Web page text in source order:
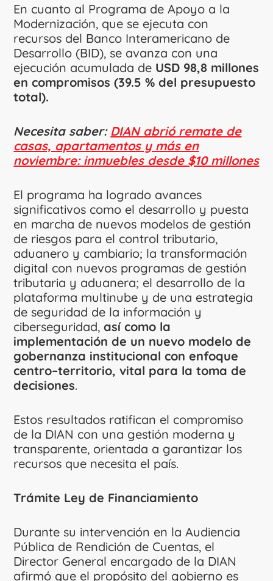
En cuanto al Programa de Apoyo a la
Modernización, que se ejecuta con
recursos del Banco Interamericano de
Desarrollo (BID), se avanza con una
ejecución acumulada de USD 98,8 millones
en compromisos (39.5 % del presupuesto
total).
Necesita saber: DIAN abrió remate de
casas, apartamentos y más en
noviembre: inmuebles desde $10 millones
El programa ha logrado avances
significativos como el desarrollo y puesta
en marcha de nuevos modelos de gestión
de riesgos para el control tributario,
aduanero y cambiario; la transformación
digital con nuevos programas de gestión
tributaria y aduanera; el desarrollo de la
plataforma multinube y de una estrategia
de seguridad de la información y
ciberseguridad,así como la
implementación de un nuevo modelo de
gobernanza institucional con enfoque
centro–territorio, vital para la toma de
decisiones.
Estos resultados ratifican el compromiso
de la DIAN con una gestión moderna y
transparente, orientada a garantizar los
recursos que necesita el país.
Trámite Ley de Financiamiento
Durante su intervención en la Audiencia
Pública de Rendición de Cuentas, el
Director General encargado de la DIAN
afirmó que el propósito del gobierno es